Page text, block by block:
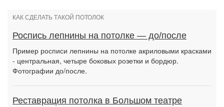
КАК СДЕЛАТЬ ТАКОЙ ПОТОЛОК
Роспись лепнины на потолке — до/после
Пример росписи лепнины на потолке акриловыми красками
- центральная, четыре боковых розетки и бордюр.
Фотографии до/после.
Реставрация потолка в Большом театре